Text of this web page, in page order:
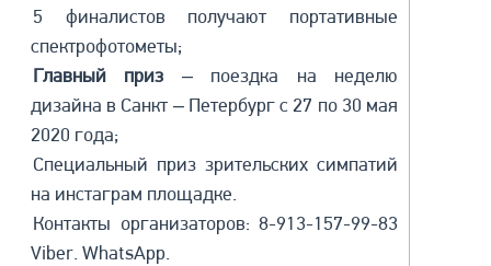
5 финалистов получают портативные
спектрофотометы;
Главный приз – поездка на неделю
дизайна в Санкт – Петербург с 27 по 30 мая
2020 года;
Специальный приз зрительских симпатий
на инстаграм площадке.
Контакты организаторов: 8-913-157-99-83
Viber. WhatsApp.